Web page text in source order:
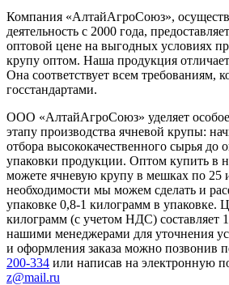
Компания «АлтайАгроСоюз»,
деятельность с 2000 года,
оптовой цене на выгодных условиях
крупу оптом. Наша продукция
Она соответствует всем требованиям,
госстандартами.
ООО «АлтайАгроСоюз» уделяет
этапу производства ячневой крупы:
отбора высококачественного сырья до
упаковки продукции. Оптом купить в
можете ячневую крупу в мешках по 25
необходимости мы можем сделать и
упаковке 0,8-1 килограмм в упаковке.
килограмм (с учетом НДС) составляет
нашими менеджерами для уточнения
и оформления заказа можно позвонив
200-334 или написав на электронную
z@mail.ru